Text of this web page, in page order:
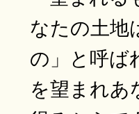
なたの土地
の」と呼ば
を望まれあ